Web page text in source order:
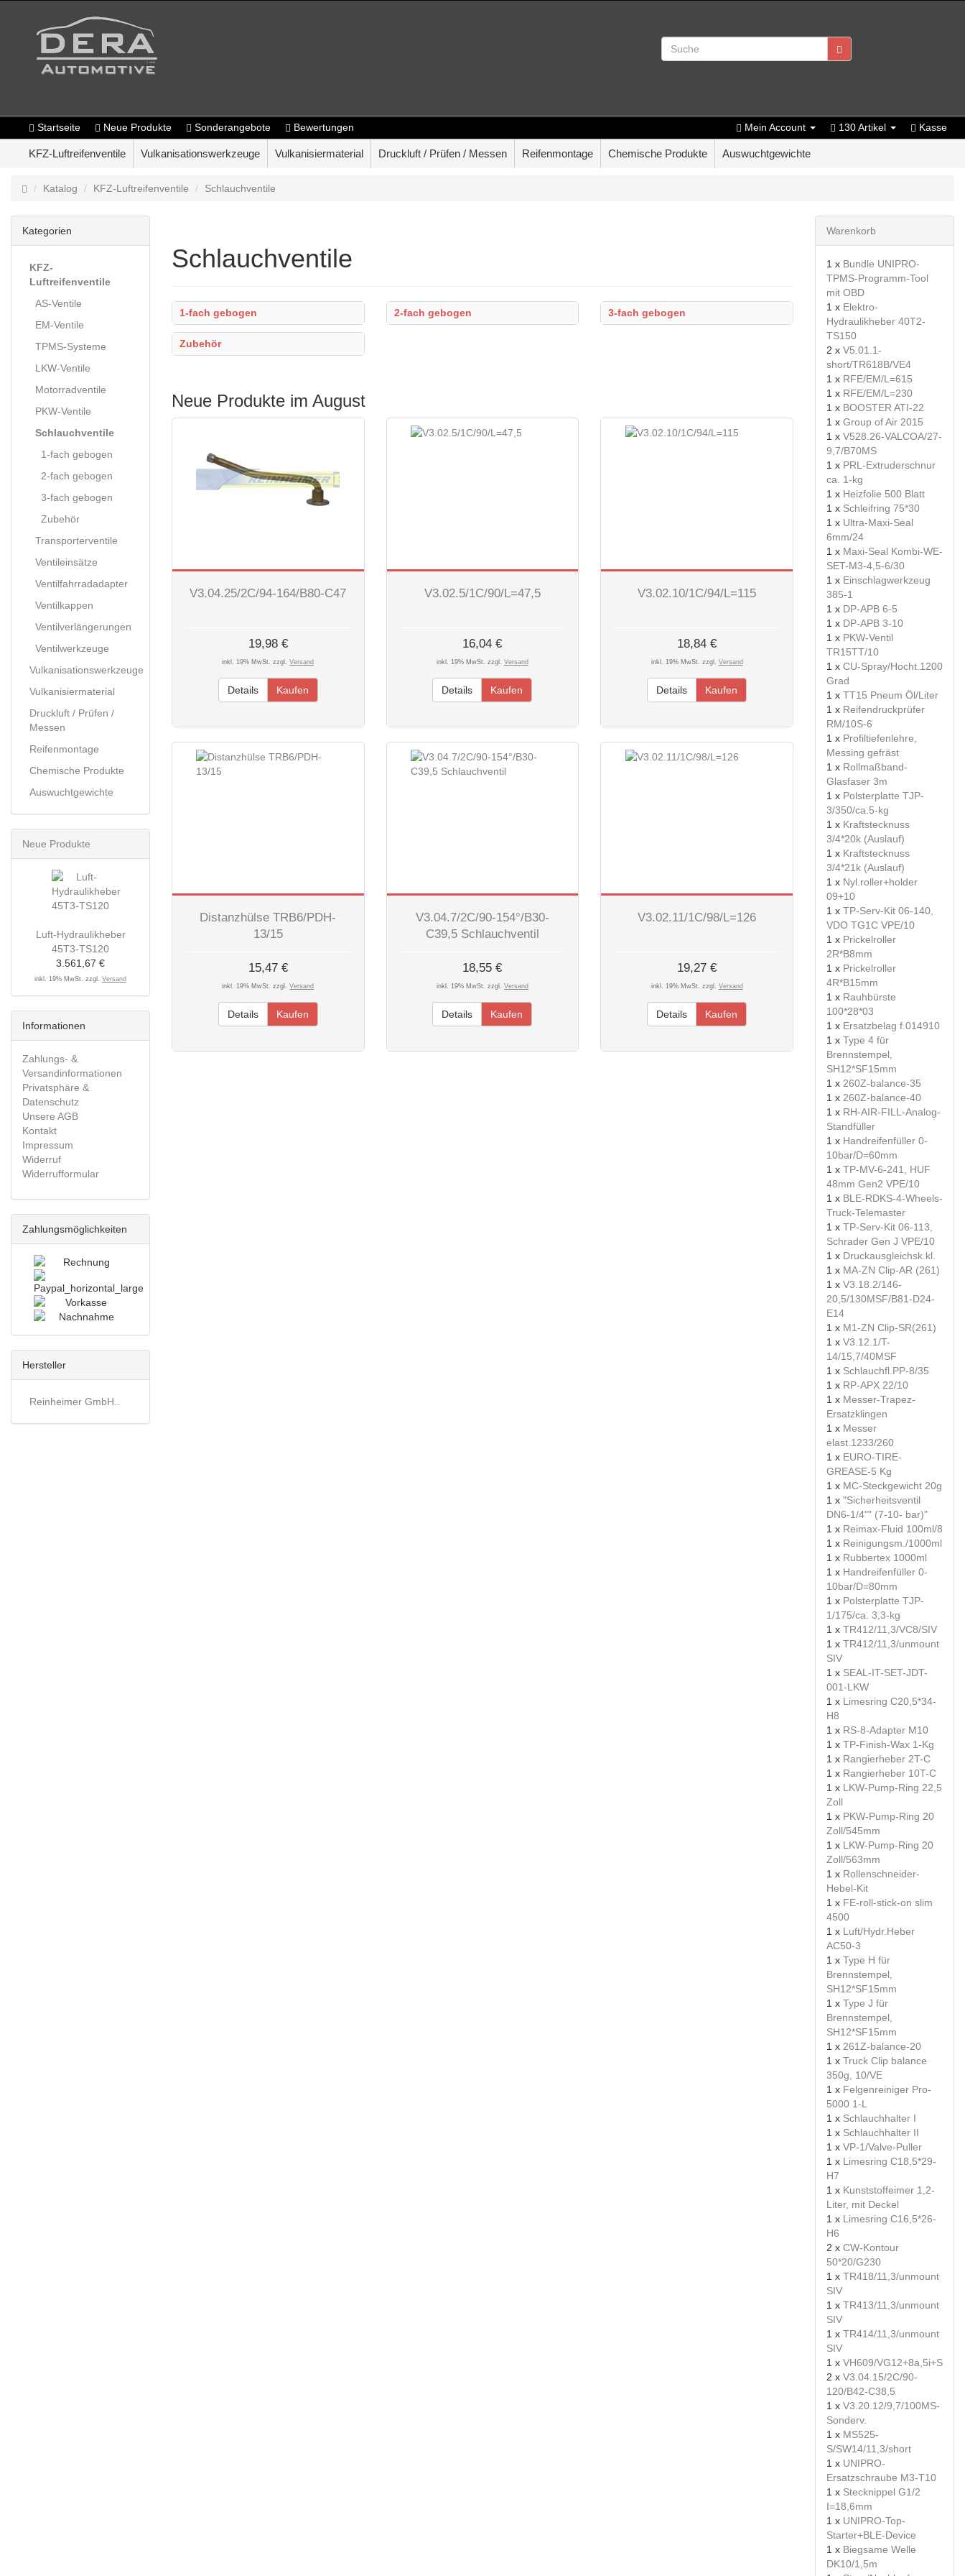
Startseite Neue Produkte Sonderangebote Bewertungen Mein Account 130 Artikel Kasse
KFZ-Luftreifenventile Vulkanisationswerkzeuge Vulkanisiermaterial Druckluft / Prüfen / Messen Reifenmontage Chemische Produkte Auswuchtgewichte
Katalog KFZ-Luftreifenventile Schlauchventile
Schlauchventile
1-fach gebogen 2-fach gebogen 3-fach gebogen
Zubehör
Neue Produkte im August
V3.04.25/2C/94-164/B80-C47
19,98 €
inkl. 19% MwSt. zzgl.Versand
Details Kaufen
V3.02.5/1C/90/L=47,5
16,04 €
inkl. 19% MwSt. zzgl. Versand
Details Kaufen
V3.02.10/1C/94/L=115
18,84 €
inkl. 19% MwSt. zzgl. Versand
Details Kaufen
Distanzhülse TRB6/PDH-
13/15
15,47 €
inkl. 19% MwSt. zzgl.Versand
Details Kaufen
V3.04.7/2C/90-154°/B30-
C39,5 Schlauchventil
18,55 €
inkl. 19% MwSt. zzgl. Versand
Details Kaufen
V3.02.11/1C/98/L=126
19,27 €
inkl. 19% MwSt. zzgl. Versand
Details Kaufen
Kategorien
KFZ-
Luftreifenventile
AS-Ventile
EM-Ventile
TPMS-Systeme
LKW-Ventile
Motorradventile
PKW-Ventile
Schlauchventile
1-fach gebogen
2-fach gebogen
3-fach gebogen
Zubehör
Transporterventile
Ventileinsätze
Ventilfahrradadapter
Ventilkappen
Ventilverlängerungen
Ventilwerkzeuge
Vulkanisationswerkzeuge
Vulkanisiermaterial
Druckluft / Prüfen /
Messen
Reifenmontage
Chemische Produkte
Auswuchtgewichte
Neue Produkte
Luft-Hydraulikheber
45T3-TS120
3.561,67 €
inkl. 19% MwSt. zzgl. Versand
Informationen
Zahlungs- &
Versandinformationen
Privatsphäre &
Datenschutz
Unsere AGB
Kontakt
Impressum
Widerruf
Widerrufformular
Zahlungsmöglichkeiten
Hersteller
Reinheimer GmbH..
Warenkorb
1 x Bundle UNIPRO-
TPMS-Programm-Tool
mit OBD
1 x Elektro-
Hydraulikheber 40T2-
TS150
2 x V5.01.1-
short/TR618B/VE4
1 x RFE/EM/L=615
1 x RFE/EM/L=230
1 x BOOSTER ATI-22
1 x Group of Air 2015
1 x V528.26-VALCOA/27-
9,7/B70MS
1 x PRL-Extruderschnur
ca. 1-kg
1 x Heizfolie 500 Blatt
1 x Schleifring 75*30
1 x Ultra-Maxi-Seal
6mm/24
1 x Maxi-Seal Kombi-WE-
SET-M3-4,5-6/30
1 x Einschlagwerkzeug
385-1
1 x DP-APB 6-5
1 x DP-APB 3-10
1 x PKW-Ventil
TR15TT/10
1 x CU-Spray/Hocht.1200
Grad
1 x TT15 Pneum Öl/Liter
1 x Reifendruckprüfer
RM/10S-6
1 x Profiltiefenlehre,
Messing gefräst
1 x Rollmaßband-
Glasfaser 3m
1 x Polsterplatte TJP-
3/350/ca.5-kg
1 x Kraftstecknuss
3/4*20k (Auslauf)
1 x Kraftstecknuss
3/4*21k (Auslauf)
1 x Nyl.roller+holder
09+10
1 x TP-Serv-Kit 06-140,
VDO TG1C VPE/10
1 x Prickelroller
2R*B8mm
1 x Prickelroller
4R*B15mm
1 x Rauhbürste
100*28*03
1 x Ersatzbelag f.014910
1 x Type 4 für
Brennstempel,
SH12*SF15mm
1 x 260Z-balance-35
1 x 260Z-balance-40
1 x RH-AIR-FILL-Analog-
Standfüller
1 x Handreifenfüller 0-
10bar/D=60mm
1 x TP-MV-6-241, HUF
48mm Gen2 VPE/10
1 x BLE-RDKS-4-Wheels-
Truck-Telemaster
1 x TP-Serv-Kit 06-113,
Schrader Gen J VPE/10
1 x Druckausgleichsk.kl.
1 x MA-ZN Clip-AR (261)
1 x V3.18.2/146-
20,5/130MSF/B81-D24-
E14
1 x M1-ZN Clip-SR(261)
1 x V3.12.1/T-
14/15,7/40MSF
1 x Schlauchfl.PP-8/35
1 x RP-APX 22/10
1 x Messer-Trapez-
Ersatzklingen
1 x Messer
elast.1233/260
1 x EURO-TIRE-
GREASE-5 Kg
1 x MC-Steckgewicht 20g
1 x "Sicherheitsventil
DN6-1/4"" (7-10- bar)"
1 x Reimax-Fluid 100ml/8
1 x Reinigungsm./1000ml
1 x Rubbertex 1000ml
1 x Handreifenfüller 0-
10bar/D=80mm
1 x Polsterplatte TJP-
1/175/ca. 3,3-kg
1 x TR412/11,3/VC8/SIV
1 x TR412/11,3/unmount
SIV
1 x SEAL-IT-SET-JDT-
001-LKW
1 x Limesring C20,5*34-
H8
1 x RS-8-Adapter M10
1 x TP-Finish-Wax 1-Kg
1 x Rangierheber 2T-C
1 x Rangierheber 10T-C
1 x LKW-Pump-Ring 22,5
Zoll
1 x PKW-Pump-Ring 20
Zoll/545mm
1 x LKW-Pump-Ring 20
Zoll/563mm
1 x Rollenschneider-
Hebel-Kit
1 x FE-roll-stick-on slim
4500
1 x Luft/Hydr.Heber
AC50-3
1 x Type H für
Brennstempel,
SH12*SF15mm
1 x Type J für
Brennstempel,
SH12*SF15mm
1 x 261Z-balance-20
1 x Truck Clip balance
350g, 10/VE
1 x Felgenreiniger Pro-
5000 1-L
1 x Schlauchhalter I
1 x Schlauchhalter II
1 x VP-1/Valve-Puller
1 x Limesring C18,5*29-
H7
1 x Kunststoffeimer 1,2-
Liter, mit Deckel
1 x Limesring C16,5*26-
H6
2 x CW-Kontour
50*20/G230
1 x TR418/11,3/unmount
SIV
1 x TR413/11,3/unmount
SIV
1 x TR414/11,3/unmount
SIV
1 x VH609/VG12+8a,5i+S
2 x V3.04.15/2C/90-
120/B42-C38,5
1 x V3.20.12/9,7/100MS-
Sonderv.
1 x MS525-
S/SW14/11,3/short
1 x UNIPRO-
Ersatzschraube M3-T10
1 x Stecknippel G1/2
I=18,6mm
1 x UNIPRO-Top-
Starter+BLE-Device
1 x Biegsame Welle
DK10/1,5m